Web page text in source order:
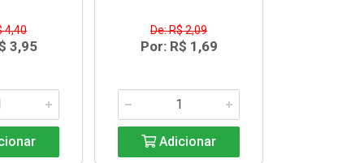
4,40
3,95
De: R$ 2,09
Por: R$ 1,69
Adicionar